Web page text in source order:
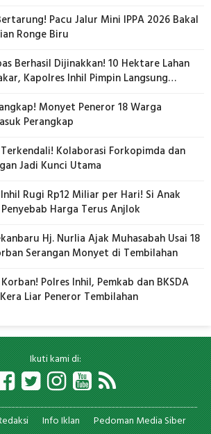
Pacu Jalur Mini IPPA 2026 Bakal
Ronge Biru
Berhasil Dijinakkan! 10 Hektare Lahan
Kapolres Inhil Pimpin Langsung
Monyet Peneror 18 Warga
Perangkap
Kolaborasi Forkopimda dan
Jadi Kunci Utama
Rugi Rp12 Miliar per Hari! Si Anak
Harga Terus Anjlok
Hj. Nurlia Ajak Muhasabah Usai 18
Warga Jadi Korban Serangan Monyet di Tembilahan
Polres Inhil, Pemkab dan BKSDA
Liar Peneror Tembilahan
Ikuti kami di:
Info Iklan
Pedoman Media Siber